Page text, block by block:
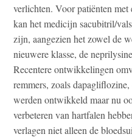
verlichten. Voor patiënten
kan het medicijn sacubitril/
zijn, aangezien het zowel de
nieuwere klasse, de
Recentere ontwikkelingen
remmers, zoals
werden ontwikkeld maar nu
verbeteren van hartfalen
verlagen niet alleen de